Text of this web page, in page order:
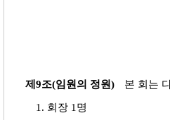
제9조(임원의 정원) 본 회는
1. 회장 1명